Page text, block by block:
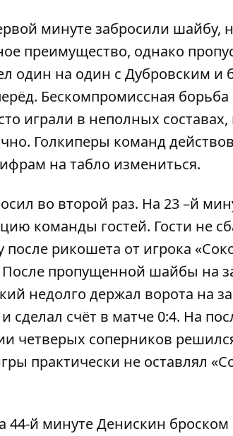
минуте забросили шайбу,
преимущество, однако
один на один с Дубровским и
Бескомпромиссная
играли в неполных составах,
Голкиперы команд
на табло измениться.
во второй раз. На 23 –й
команды гостей. Гости не
рикошета от игрока
пропущенной шайбы на
недолго держал ворота на
сделал счёт в матче 0:4. На
четверых соперников
практически не оставлял
44-й минуте Денискин